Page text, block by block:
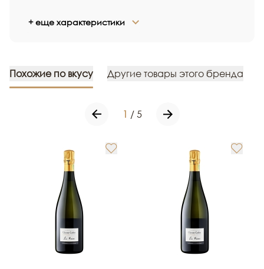
+ еще характеристики
Похожие по вкусу Другие товары этого бренда
1 / 5